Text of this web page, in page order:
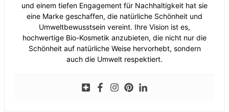
und einem tiefen Engagement für Nachhaltigkeit hat sie
eine Marke geschaffen, die natürliche Schönheit und
Umweltbewusstsein vereint. Ihre Vision ist es,
hochwertige Bio-Kosmetik anzubieten, die nicht nur die
Schönheit auf natürliche Weise hervorhebt, sondern
auch die Umwelt respektiert.